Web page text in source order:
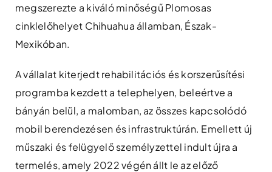
megszerezte a kiváló minőségű Plomosas
cinklelőhelyet Chihuahua államban, Észak-
Mexikóban.
A vállalat kiterjedt rehabilitációs és korszerűsítési
programba kezdett a telephelyen, beleértve a
bányán belül, a malomban, az összes kapcsolódó
mobil berendezésen és infrastruktúrán. Emellett új
műszaki és felügyelő személyzettel indult újra a
termelés, amely 2022 végén állt le az előző